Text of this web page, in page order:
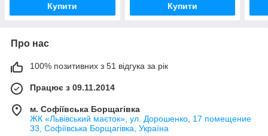
Купити Купити
Про нас
100% позитивних з 51 відгука за рік
Працює з 09.11.2014
м. Софіївська Борщагівка
ЖК «Львівський маєток», ул. Дорошенко, 17 помещение
33, Софіївська Борщагівка, Україна